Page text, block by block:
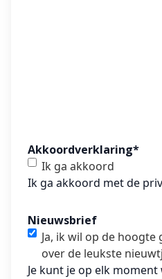
Akkoordverklaring*
Ik ga akkoord
Ik ga akkoord met de
Nieuwsbrief
Ja, ik wil op de
over de leukste
Je kunt je op elk